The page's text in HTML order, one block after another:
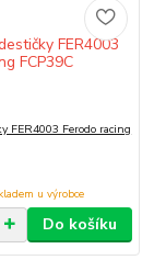
FER4003 Ferodo racing
Do košíku